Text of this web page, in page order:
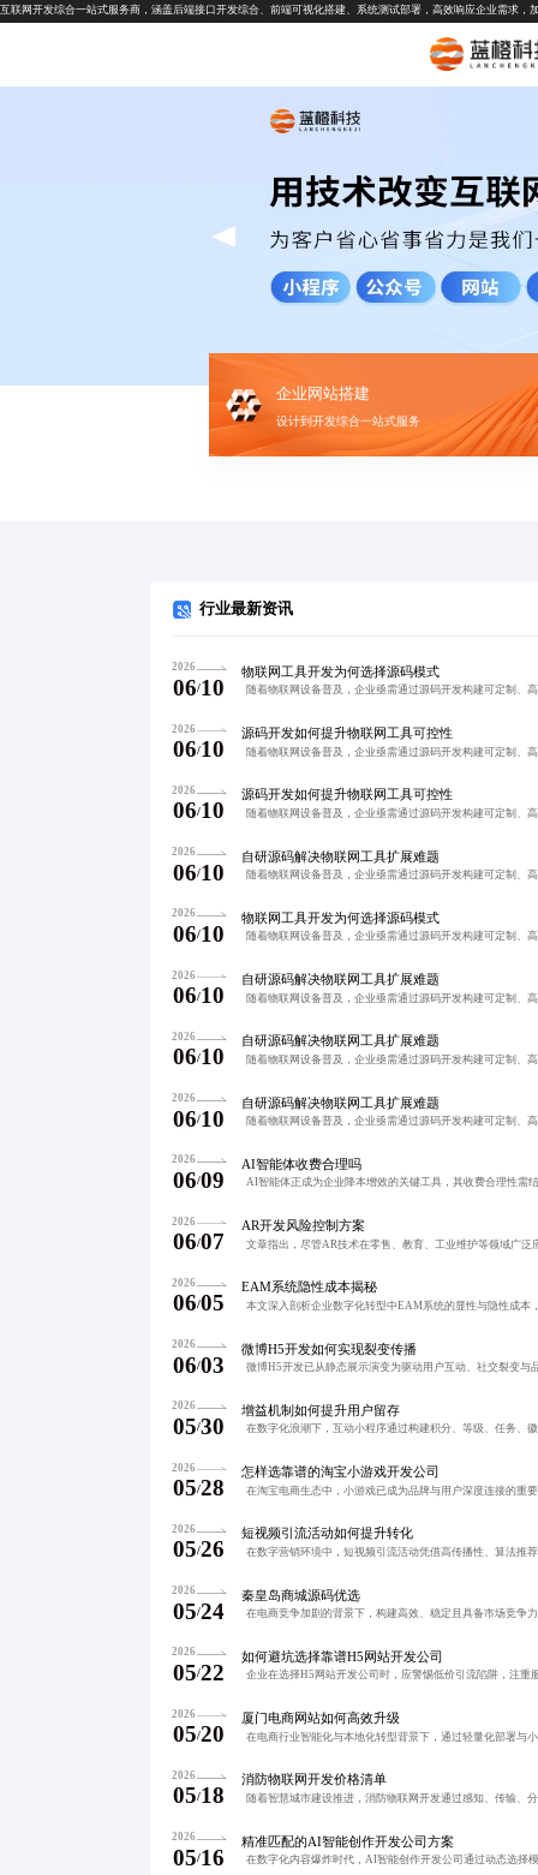
互联网开发综合一站式服务商，涵盖后端接口开发综合、前端可视化搭建、系统测试部署，高效响应企业需求，
企业网站搭建
设计到开发综合一站式服务
行业最新资讯
2026
06/10
物联网工具开发为何选择源码模式
2026
06/10
源码开发如何提升物联网工具可控性
2026
06/10
源码开发如何提升物联网工具可控性
2026
06/10
自研源码解决物联网工具扩展难题
2026
06/10
物联网工具开发为何选择源码模式
2026
06/10
自研源码解决物联网工具扩展难题
2026
06/10
自研源码解决物联网工具扩展难题
2026
06/10
自研源码解决物联网工具扩展难题
2026
06/09
AI智能体收费合理吗
2026
06/07
AR开发风险控制方案
2026
06/05
EAM系统隐性成本揭秘
2026
06/03
微博H5开发如何实现裂变传播
2026
05/30
增益机制如何提升用户留存
2026
05/28
怎样选靠谱的淘宝小游戏开发公司
2026
05/26
短视频引流活动如何提升转化
2026
05/24
秦皇岛商城源码优选
2026
05/22
如何避坑选择靠谱H5网站开发公司
2026
05/20
厦门电商网站如何高效升级
2026
05/18
消防物联网开发价格清单
2026
05/16
精准匹配的AI智能创作开发公司方案